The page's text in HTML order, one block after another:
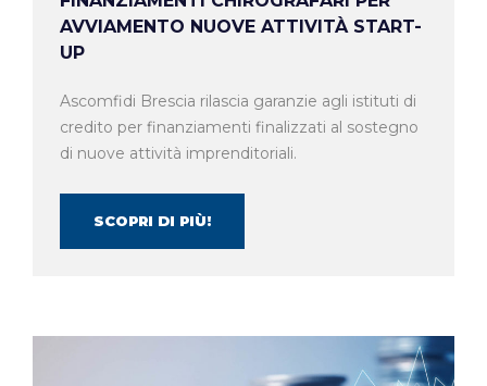
AVVIAMENTO NUOVE ATTIVITÀ START-
UP
Ascomfidi Brescia rilascia garanzie agli istituti di
credito per finanziamenti finalizzati al sostegno
di nuove attività imprenditoriali.
SCOPRI DI PIÙ!